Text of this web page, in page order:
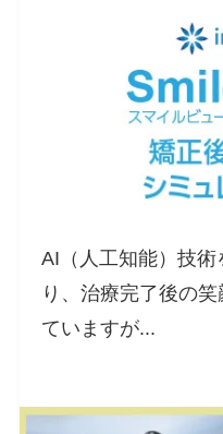
AI（人工知能）技術
り、治療完了後の
ていますが...